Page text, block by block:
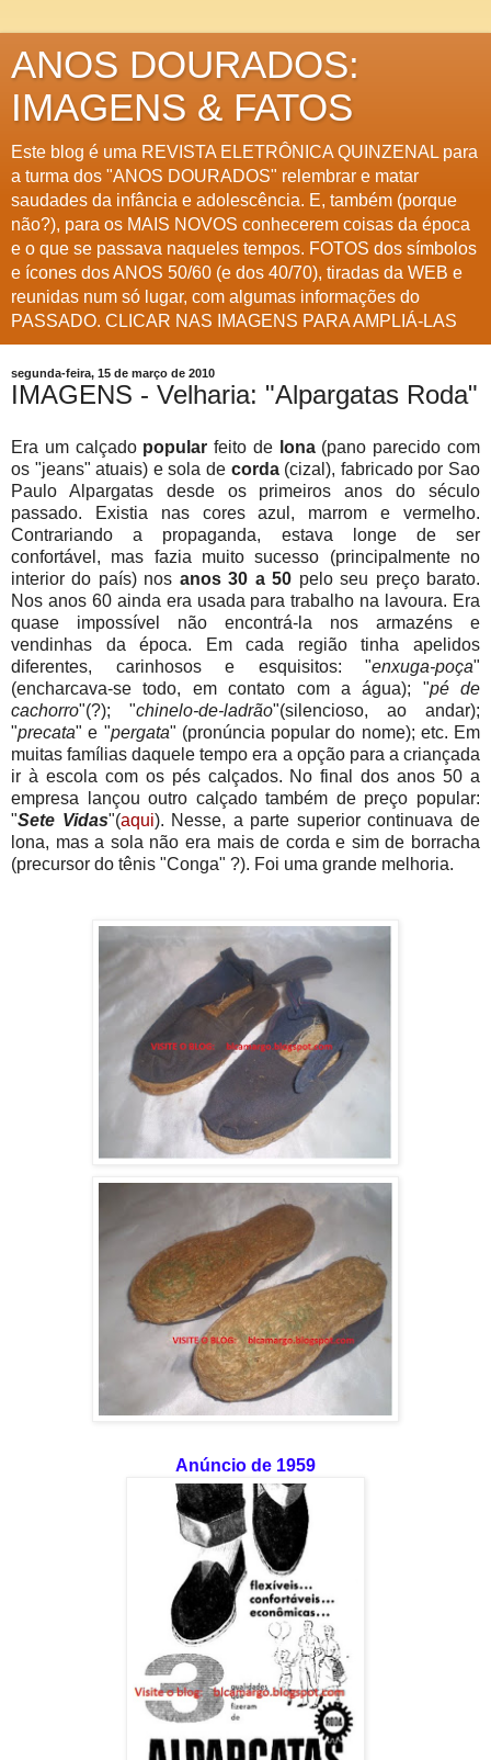
ANOS DOURADOS:
IMAGENS & FATOS
Este blog é uma REVISTA ELETRÔNICA QUINZENAL para
a turma dos "ANOS DOURADOS" relembrar e matar
saudades da infância e adolescência. E, também (porque
não?), para os MAIS NOVOS conhecerem coisas da época
e o que se passava naqueles tempos. FOTOS dos símbolos
e ícones dos ANOS 50/60 (e dos 40/70), tiradas da WEB e
reunidas num só lugar, com algumas informações do
PASSADO. CLICAR NAS IMAGENS PARA AMPLIÁ-LAS
segunda-feira, 15 de março de 2010
IMAGENS - Velharia: "Alpargatas Roda"
Era um calçadopopularfeito delona(pano parecido com
os "jeans" atuais) e sola de corda (cizal), fabricado por Sao
Paulo Alpargatas desde os primeiros anos do século
passado. Existia nas cores azul, marrom e vermelho.
Contrariando a propaganda, estava longe de ser
confortável, mas fazia muito sucesso (principalmente no
interior do país) nos anos 30 a 50 pelo seu preço barato.
Nos anos 60 ainda era usada para trabalho na lavoura. Era
quase impossível não encontrá-la nos armazéns e
vendinhas da época. Em cada região tinha apelidos
diferentes, carinhosos e esquisitos: "enxuga-poça"
(encharcava-se todo, em contato com a água); "pé de
cachorro"(?); "chinelo-de-ladrão"(silencioso, ao andar);
"precata" e "pergata" (pronúncia popular do nome); etc. Em
muitas famílias daquele tempo era a opção para a criançada
ir à escola com os pés calçados. No final dos anos 50 a
empresa lançou outro calçado também de preço popular:
"Sete Vidas"(aqui). Nesse, a parte superior continuava de
lona, mas a sola não era mais de corda e sim de borracha
(precursor do tênis "Conga" ?). Foi uma grande melhoria.
Anúncio de 1959